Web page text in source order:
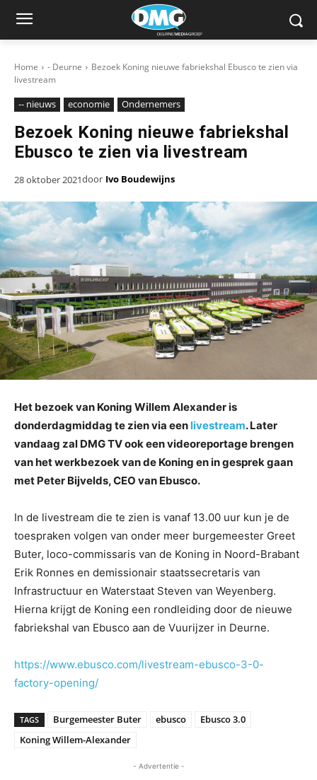
Home - Deurne
Bezoek Koning nieuwe fabriekshal Ebusco te zien via
livestream
-- nieuws economie Ondernemers
Bezoek Koning nieuwe fabriekshal
Ebusco te zien via livestream
28 oktober 2021door Ivo Boudewijns
Het bezoek van Koning Willem Alexander is
donderdagmiddag te zien via een livestream. Later
vandaag zal DMG TV ook een videoreportage brengen
van het werkbezoek van de Koning en in gesprek gaan
met Peter Bijvelds, CEO van Ebusco.
In de livestream die te zien is vanaf 13.00 uur kun je de
toespraken volgen van onder meer burgemeester Greet
Buter, loco-commissaris van de Koning in Noord-Brabant
Erik Ronnes en demissionair staatssecretaris van
Infrastructuur en Waterstaat Steven van Weyenberg.
Hierna krijgt de Koning een rondleiding door de nieuwe
fabriekshal van Ebusco aan de Vuurijzer in Deurne.
https://www.ebusco.com/livestream-ebusco-3-0-
factory-opening/
TAGS Burgemeester Buter ebusco
Ebusco 3.0
Koning Willem-Alexander
- Advertentie -